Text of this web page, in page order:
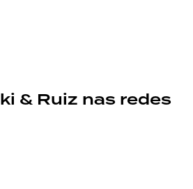
& Ruiz nas redes